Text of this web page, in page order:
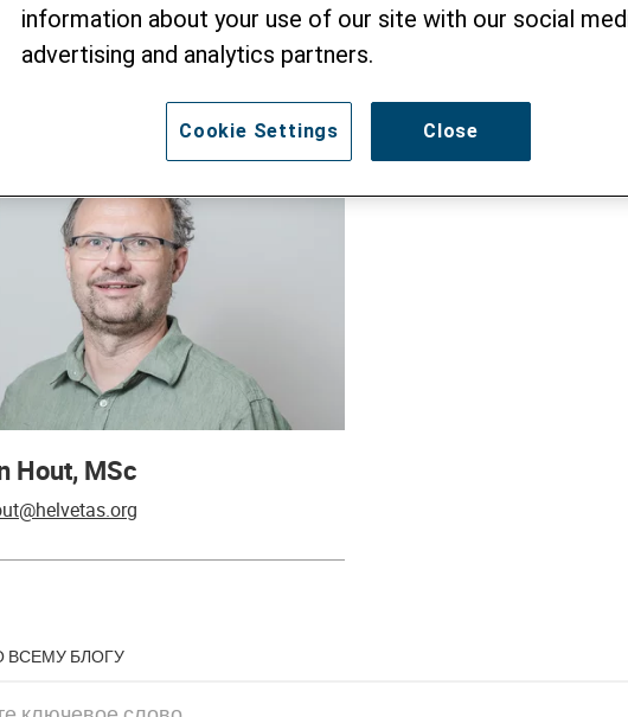
Hout, MSc
ВСЕМУ БЛОГУ
information about your use of our site with our social
advertising and analytics partners.
Close
Cookie Settings